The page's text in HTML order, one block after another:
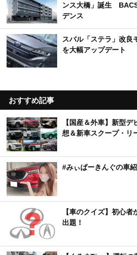
ンス大橋」誕生
デンス
スバル「ステラ」改
を大幅アップデート
おすすめ記事
【国産＆外車】新型
想＆新車スクープ・リ
#みぃぱーきんぐの車
【車のクイズ】初心
出題！